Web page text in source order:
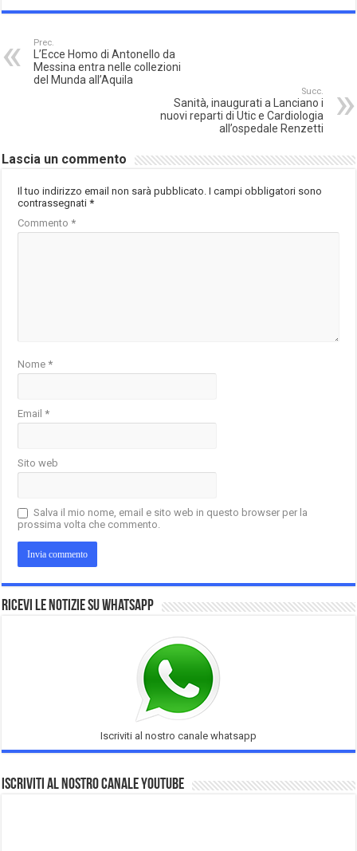
Prec.
L’Ecce Homo di Antonello da
Messina entra nelle collezioni
del Munda all’Aquila
Succ.
Sanità, inaugurati a Lanciano i
nuovi reparti di Utic e Cardiologia
all’ospedale Renzetti
Lascia un commento
Il tuo indirizzo email non sarà pubblicato. I campi obbligatori sono
contrassegnati*
Commento*
Nome*
Email*
Sito web
Salva il mio nome, email e sito web in questo browser per la
prossima volta che commento.
Ricevi le notizie su Whatsapp
Iscriviti al nostro canale whatsapp
Iscriviti al nostro Canale Youtube